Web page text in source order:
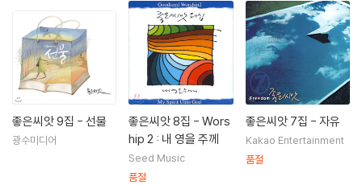
좋은씨앗 9집 - 선물
광수미디어
좋은씨앗 8집 - Wors
hip 2 : 내 영을 주께
Seed Music
품절
좋은씨앗 7집 - 자유
Kakao Entertainment
품절